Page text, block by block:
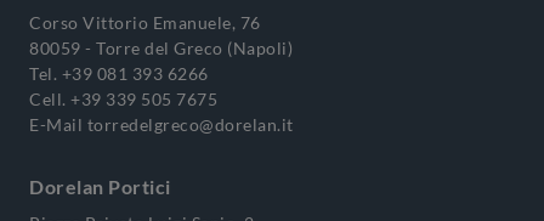
Corso Vittorio Emanuele, 76
80059 - Torre del Greco (Napoli)
Tel. +39 081 393 6266
Cell. +39 339 505 7675
E-Mail torredelgreco@dorelan.it
Dorelan Portici